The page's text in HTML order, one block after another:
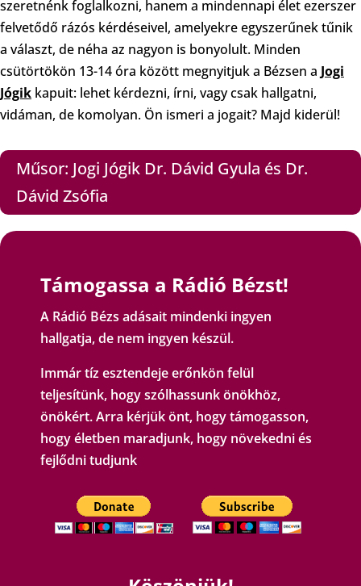
szeretnénk foglalkozni, hanem a mindennapi élet ezerszer
felvetődő rázós kérdéseivel, amelyekre egyszerűnek tűnik
a választ, de néha az nagyon is bonyolult. Minden
csütörtökön 13-14 óra között megnyitjuk a Bézsen a Jogi
Jógik kapuit: lehet kérdezni, írni, vagy csak hallgatni,
vidáman, de komolyan. Ön ismeri a jogait? Majd kiderül!
Műsor: Jogi Jógik Dr. Dávid Gyula és Dr.
Dávid Zsófia
Támogassa a Rádió Bézst!
A Rádió Bézs adásait mindenki ingyen
hallgatja, de nem ingyen készül.
Immár tíz esztendeje erőnkön felül
teljesítünk, hogy szólhassunk önökhöz,
önökért. Arra kérjük önt, hogy támogasson,
hogy életben maradjunk, hogy növekedni és
fejlődni tudjunk